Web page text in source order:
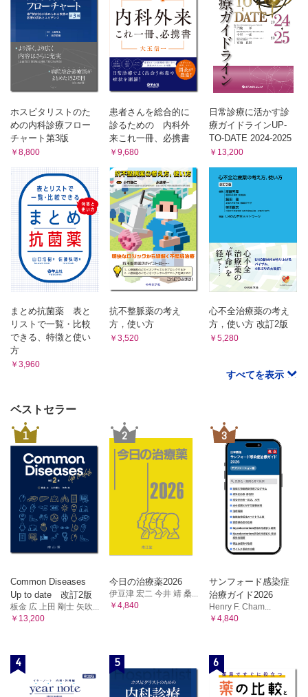
フォンタン循環
6．大動脈疾患
急性大動脈解離
大動脈瘤（胸部・腹部）
炎症性大動脈疾患
遺伝性大動脈疾患
7．肺循環・末梢血管疾患
肺高血圧症
肺血栓塞栓症および深部静脈血栓症
下肢静脈瘤・静脈血栓後症候群
末梢動脈疾患
8．生活習慣病・その他
高血圧症
糖尿病と心血管疾患
脂質異常症と動脈硬化
慢性腎臓病と心血管疾患
内分泌疾患と心血管疾患
睡眠呼吸障害と心血管疾患
妊娠と心血管疾患
非心臓手術と心血管疾患
心血管疾患における緩和ケア
ホスピタリストのた
めの内科診療フロー
チャート第3版
￥8,800
患者さんを総合的に
診るための 内科外
来これ一冊、必携書
￥9,680
日常診療に活かす診
療ガイドラインUP-
TO-DATE 2024-2025
￥13,200
まとめ抗菌薬 表と
リストで一覧・比較
できる、特徴と使い
方
￥3,960
抗不整脈薬の考え
方，使い方
￥3,520
心不全治療薬の考え
方，使い方 改訂2版
￥5,280
すべてを表示
ベストセラー
1
Common Diseases
Up to date 改訂2版
板金 広 上田 剛士 矢吹...
￥13,200
2
今日の治療薬2026
伊豆津 宏二 今井 靖 桑...
￥4,840
3
サンフォード感染症
治療ガイド2026
Henry F. Cham...
￥4,840
4 5 6